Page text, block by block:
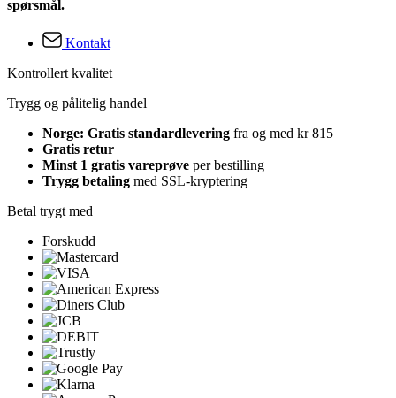
spørsmål.
Kontakt
Kontrollert kvalitet
Trygg og pålitelig handel
Norge: Gratis standardlevering fra og med kr 815
Gratis retur
Minst 1 gratis vareprøve per bestilling
Trygg betaling med SSL-kryptering
Betal trygt med
Forskudd